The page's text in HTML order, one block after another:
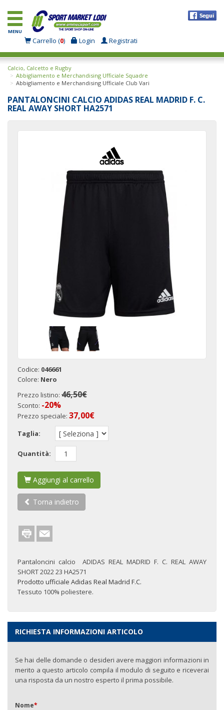
MENU
Carrello (0) Login Registrati
Calcio, Calcetto e Rugby
Abbigliamento e Merchandising Ufficiale Squadre
Abbigliamento e Merchandising Ufficiale Club Vari
PANTALONCINI CALCIO ADIDAS REAL MADRID F. C.
REAL AWAY SHORT HA2571
Codice: 046661
Colore: Nero
Prezzo listino: 46,50€
Sconto: -20%
Prezzo speciale: 37,00€
Taglia:
Quantità:
Aggiungi al carrello
Torna indietro
Pantaloncini calcio ADIDAS REAL MADRID F. C. REAL AWAY
SHORT 2022 23 HA2571
Prodotto ufficiale Adidas Real Madrid F.C.
Tessuto 100% poliestere.
RICHIESTA INFORMAZIONI ARTICOLO
Se hai delle domande o desideri avere maggiori informazioni in
merito a questo articolo compila il modulo di seguito e riceverai
una risposta da un nostro esperto il prima possibile.
Nome*